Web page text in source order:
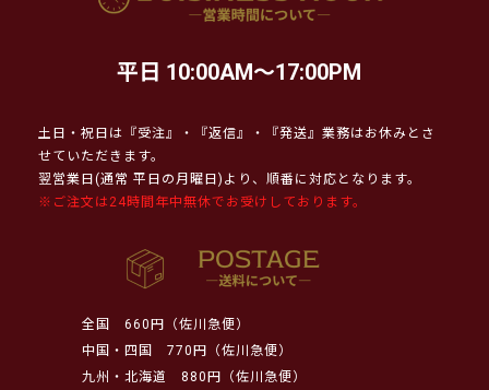
平日 10:00AM～17:00PM
土日・祝日は『受注』・『返信』・『発送』業務はお休みとさ
せていただきます。
翌営業日(通常 平日の月曜日)より、順番に対応となります。
※ご注文は24時間年中無休でお受けしております。
全国
660円（佐川急便）
中国・四国
770円（佐川急便）
九州・北海道
880円（佐川急便）